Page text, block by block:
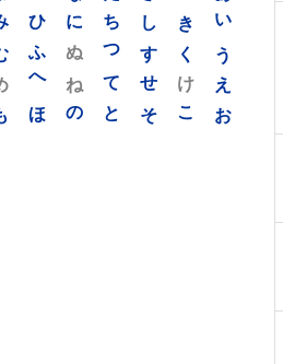
い
う
え
お
き
く
け
こ
し
す
せ
そ
ち
つ
て
と
に
ぬ
ね
の
ひ
ふ
へ
ほ
め